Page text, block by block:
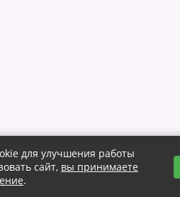
для улучшения работы
сайт, вы принимаете
.